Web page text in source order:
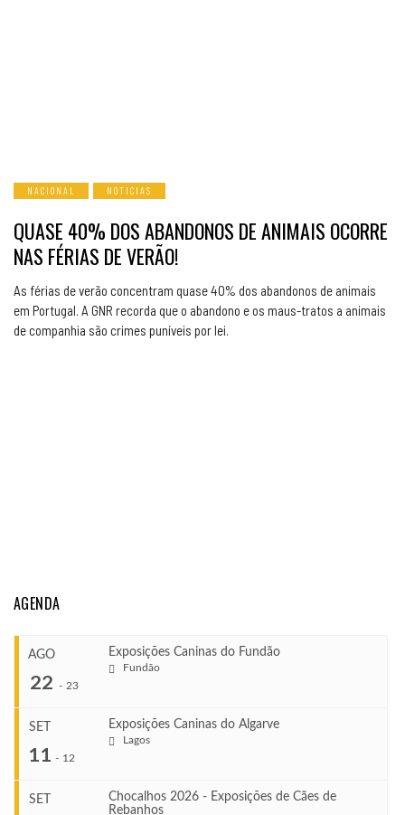
NACIONAL NOTICIAS
QUASE 40% DOS ABANDONOS DE ANIMAIS OCORRE
NAS FÉRIAS DE VERÃO!
As férias de verão concentram quase 40% dos abandonos de animais
em Portugal. A GNR recorda que o abandono e os maus-tratos a animais
de companhia são crimes puníveis por lei.
AGENDA
AGO
22 - 23
Exposições Caninas do Fundão
Fundão
SET
11 - 12
Exposições Caninas do Algarve
Lagos
SET
Chocalhos 2026 - Exposições de Cães de
Rebanhos